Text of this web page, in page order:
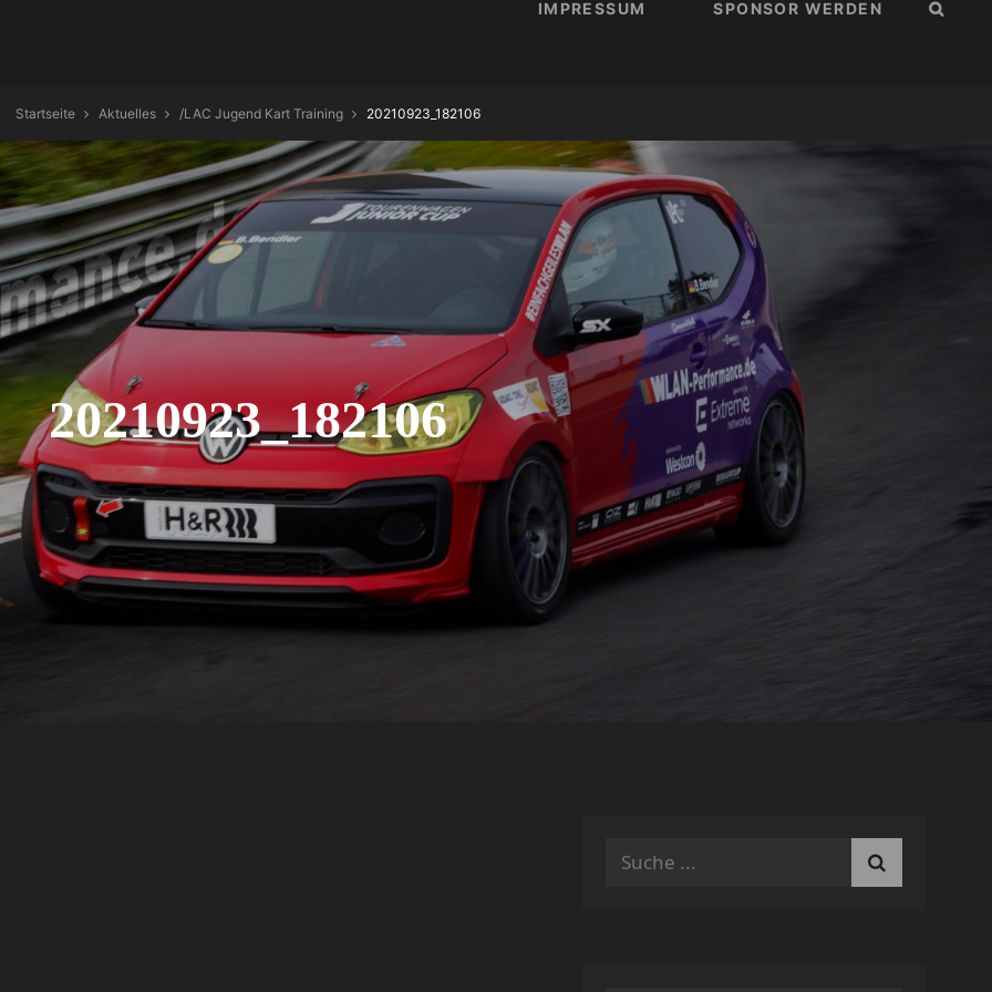
IMPRESSUM SPONSOR WERDEN
Startseite Aktuelles /LAC Jugend Kart Training 20210923_182106
20210923_182106
Search